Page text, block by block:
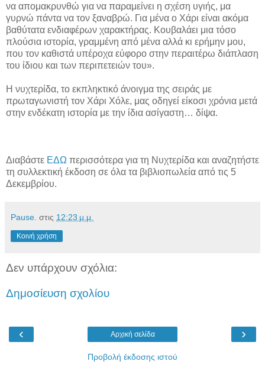
να απομακρυνθώ για να παραμείνει η σχέση υγιής, μα
γυρνώ πάντα να τον ξαναβρώ. Για μένα ο Χάρι είναι ακόμα
βαθύτατα ενδιαφέρων χαρακτήρας. Κουβαλάει μια τόσο
πλούσια ιστορία, γραμμένη από μένα αλλά κι ερήμην μου,
που τον καθιστά υπέροχα εύφορο στην περαιτέρω διάπλαση
του ίδιου και των περιπετειών του».
Η νυχτερίδα, το εκπληκτικό άνοιγμα της σειράς με
πρωταγωνιστή τον Χάρι Χόλε, μας οδηγεί είκοσι χρόνια μετά
στην ενδέκατη ιστορία με την ίδια ασίγαστη… δίψα.
Διαβάστε ΕΔΩ περισσότερα για τη Νυχτερίδα και αναζητήστε
τη συλλεκτική έκδοση σε όλα τα βιβλιοπωλεία από τις 5
Δεκεμβρίου.
Pause. στις 12:23 μ.μ.
Κοινή χρήση
Δεν υπάρχουν σχόλια:
Δημοσίευση σχολίου
‹ ›
Αρχική σελίδα
Προβολή έκδοσης ιστού